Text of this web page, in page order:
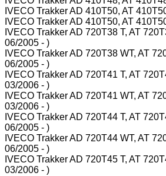
IVECO Trakker AD 410T50, AT
IVECO Trakker AD 410T50, AT
IVECO Trakker AD 720T38 T, AT
06/2005 - )
IVECO Trakker AD 720T38 WT, AT
06/2005 - )
IVECO Trakker AD 720T41 T, AT
03/2006 - )
IVECO Trakker AD 720T41 WT, AT
03/2006 - )
IVECO Trakker AD 720T44 T, AT
06/2005 - )
IVECO Trakker AD 720T44 WT, AT
06/2005 - )
IVECO Trakker AD 720T45 T, AT
03/2006 - )